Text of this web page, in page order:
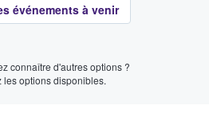
événements à venir
connaître d'autres options ?
les options disponibles.